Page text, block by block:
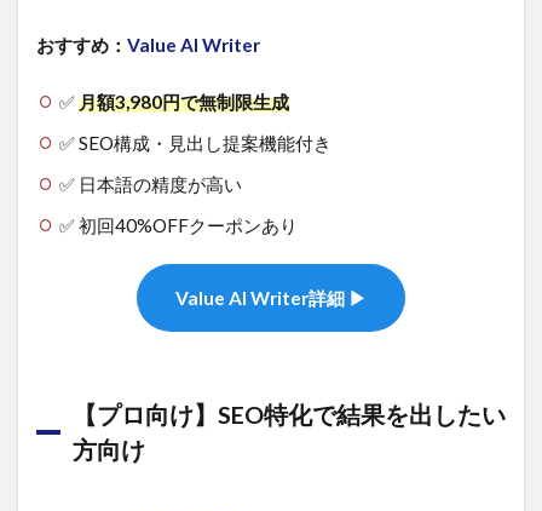
おすすめ： Value AI Writer
✅月額3,980円で無制限生成
✅ SEO構成・見出し提案機能付き
✅ 日本語の精度が高い
✅ 初回40%OFFクーポンあり
Value AI Writer詳細 ▶
【プロ向け】SEO特化で結果を出したい
方向け